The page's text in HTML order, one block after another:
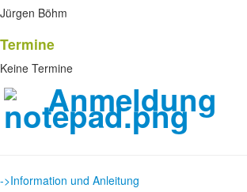
Jürgen Böhm
Termine
Keine Termine
Anmeldung
->Information und Anleitung